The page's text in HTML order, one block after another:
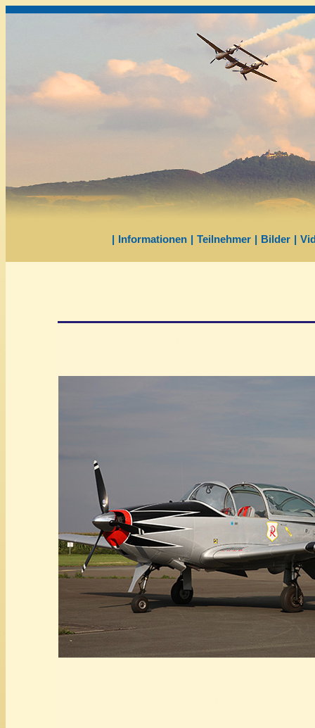
| Informationen | Teilnehmer | Bilder |